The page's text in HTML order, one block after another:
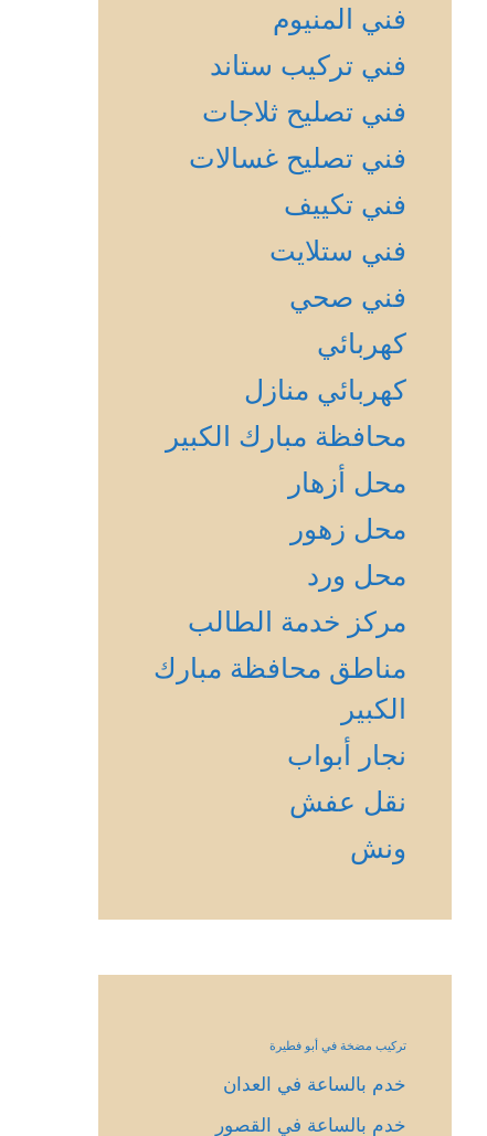
فني المنيوم
فني تركيب ستاند
فني تصليح ثلاجات
فني تصليح غسالات
فني تكييف
فني ستلايت
فني صحي
كهربائي
كهربائي منازل
محافظة مبارك الكبير
محل أزهار
محل زهور
محل ورد
مركز خدمة الطالب
مناطق محافظة مبارك
الكبير
نجار أبواب
نقل عفش
ونش
تركيب مضخة في أبو فطيرة
خدم بالساعة في العدان
خدم بالساعة في القصور